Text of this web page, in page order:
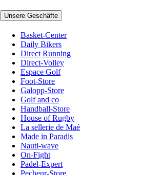
Unsere Geschäfte
Basket-Center
Daily Bikers
Direct Running
Direct-Volley
Espace Golf
Foot-Store
Galopp-Store
Golf and co
Handball-Store
House of Rugby
La sellerie de Maé
Made in Paradis
Nauti-wave
On-Fight
Padel-Expert
Pecheur-Store